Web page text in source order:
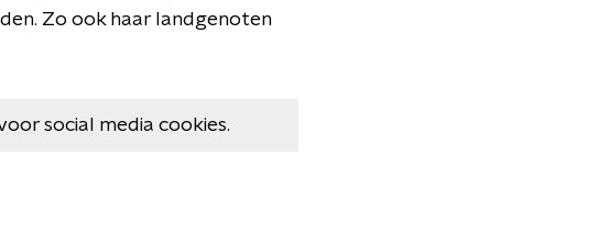
Zo ook haar landgenoten
social media cookies.